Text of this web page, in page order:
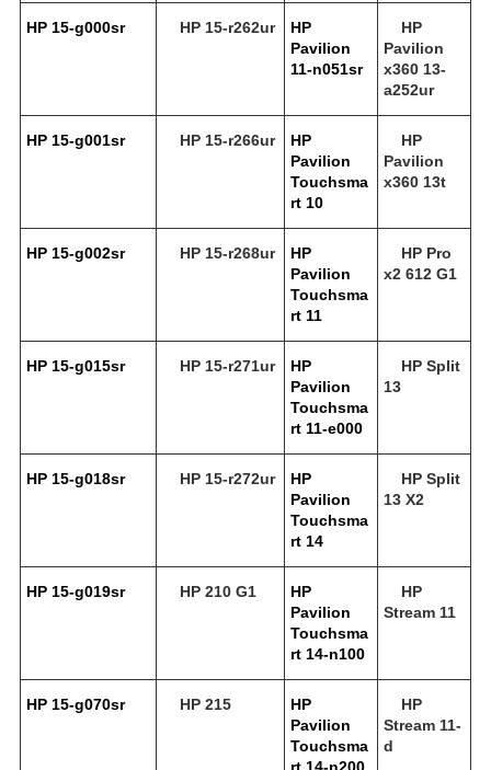
HP 15-g000sr HP 15-r262ur
HP
Pavilion
11-n051sr
HP
Pavilion
x360 13-
a252ur
HP 15-g001sr HP 15-r266ur
HP
Pavilion
Touchsma
rt 10
HP
Pavilion
x360 13t
HP 15-g002sr HP 15-r268ur
HP
Pavilion
Touchsma
rt 11
HP Pro
x2 612 G1
HP 15-g015sr HP 15-r271ur
HP
Pavilion
Touchsma
rt 11-e000
HP Split
13
HP 15-g018sr HP 15-r272ur
HP
Pavilion
Touchsma
rt 14
HP Split
13 X2
HP 15-g019sr HP 210 G1
HP
Pavilion
Touchsma
rt 14-n100
HP
Stream 11
HP 15-g070sr HP 215
HP
Pavilion
Touchsma
HP
Stream 11-
d